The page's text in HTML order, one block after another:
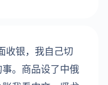
收银，我自己切
。商品设了中俄